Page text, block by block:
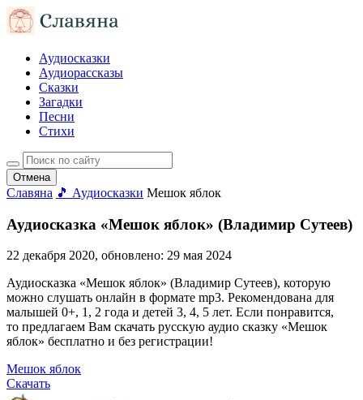
Аудиосказки
Аудиорассказы
Сказки
Загадки
Песни
Стихи
Отмена
Славяна 🎵 Аудиосказки Мешок яблок
Аудиосказка «Мешок яблок» (Владимир Сутеев)
22 декабря 2020, обновлено: 29 мая 2024
Аудиосказка «Мешок яблок» (Владимир Сутеев), которую
можно слушать онлайн в формате mp3. Рекомендована для
малышей 0+, 1, 2 года и детей 3, 4, 5 лет. Если понравится,
то предлагаем Вам скачать русскую аудио сказку «Мешок
яблок» бесплатно и без регистрации!
Мешок яблок
Скачать